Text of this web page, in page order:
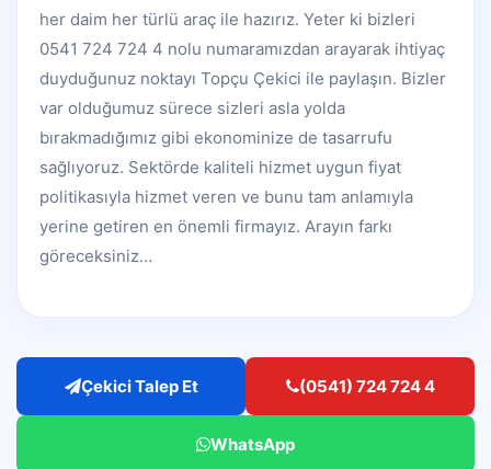
her daim her türlü araç ile hazırız. Yeter ki bizleri
0541 724 724 4 nolu numaramızdan arayarak ihtiyaç
duyduğunuz noktayı Topçu Çekici ile paylaşın. Bizler
var olduğumuz sürece sizleri asla yolda
bırakmadığımız gibi ekonominize de tasarrufu
sağlıyoruz. Sektörde kaliteli hizmet uygun fiyat
politikasıyla hizmet veren ve bunu tam anlamıyla
yerine getiren en önemli firmayız. Arayın farkı
göreceksiniz…
Çekici Talep Et (0541) 724 724 4
WhatsApp